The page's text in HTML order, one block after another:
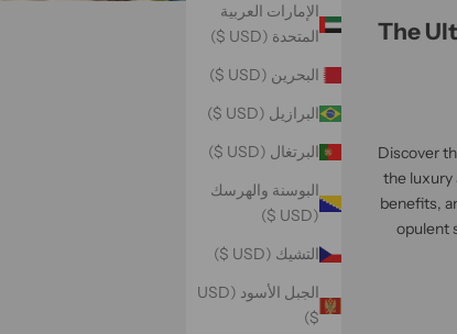
الإمارات العربية
المتحدة (USD $)
البحرين (USD $)
البرازيل (USD $)
البرتغال (USD $)
البوسنة والهرسك
(USD $)
التشيك (USD $)
الجبل الأسود (USD
$)
The
Discover
the luxury
benefits,
opulent